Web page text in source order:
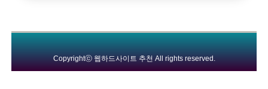
Copyrightⓒ 웹하드사이트 추천 All rights reserved.